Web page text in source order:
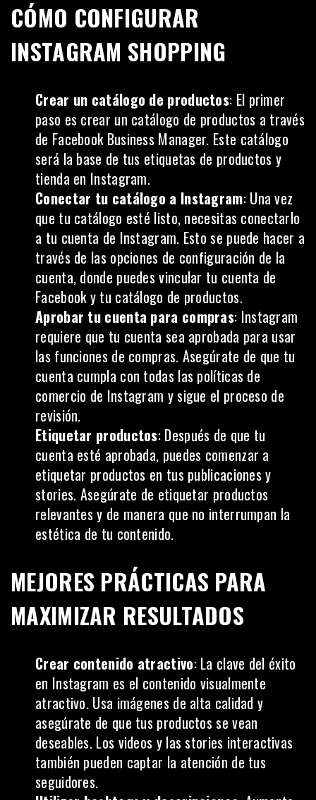
CÓMO CONFIGURAR
INSTAGRAM SHOPPING
Crear un catálogo de productos: El primer
paso es crear un catálogo de productos a través
de Facebook Business Manager. Este catálogo
será la base de tus etiquetas de productos y
tienda en Instagram.
Conectar tu catálogo a Instagram: Una vez
que tu catálogo esté listo, necesitas conectarlo
a tu cuenta de Instagram. Esto se puede hacer a
través de las opciones de configuración de la
cuenta, donde puedes vincular tu cuenta de
Facebooky tu catálogo de productos.
Aprobar tu cuenta para compras: Instagram
requiere que tu cuenta sea aprobada para usar
las funciones de compras. Asegúrate de que tu
cuenta cumpla con todas las políticas de
comercio de Instagram y sigue el proceso de
revisión.
Etiquetar productos: Después de que tu
cuenta esté aprobada, puedes comenzar a
etiquetar productos en tus publicaciones y
stories. Asegúrate de etiquetar productos
relevantes y de manera que no interrumpan la
estética de tu contenido.
MEJORES PRÁCTICAS PARA
MAXIMIZAR RESULTADOS
Crear contenido atractivo: La clave del éxito
en Instagram es el contenido visualmente
atractivo. Usa imágenes de alta calidad y
asegúrate de que tus productos se vean
deseables. Los videos y las stories interactivas
también pueden captar la atención de tus
seguidores.